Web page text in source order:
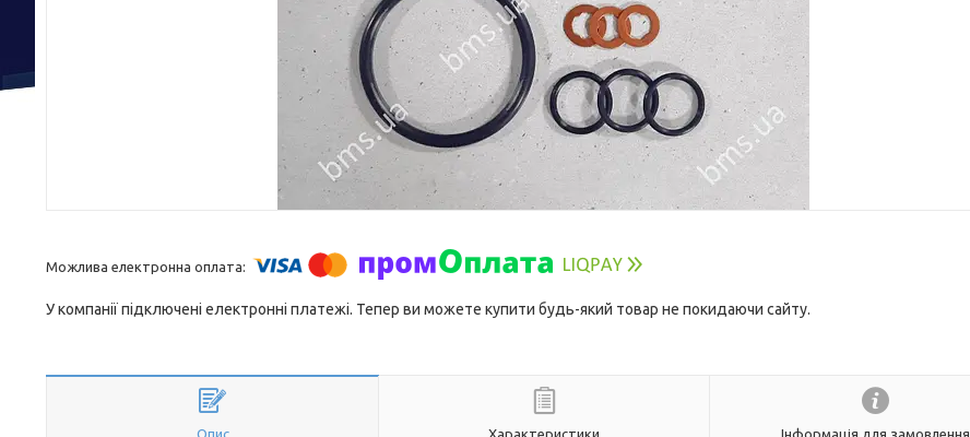
У компанії підключені електронні платежі. Тепер ви можете купити будь-який товар не покидаючи сайту.
Опис Характеристики Інформація для замовлення